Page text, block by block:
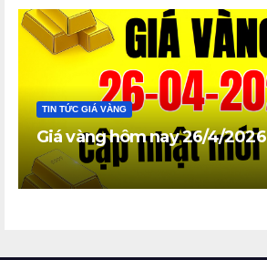
TIN TỨC GIÁ VÀNG
Giá vàng hôm nay 26/4/2026